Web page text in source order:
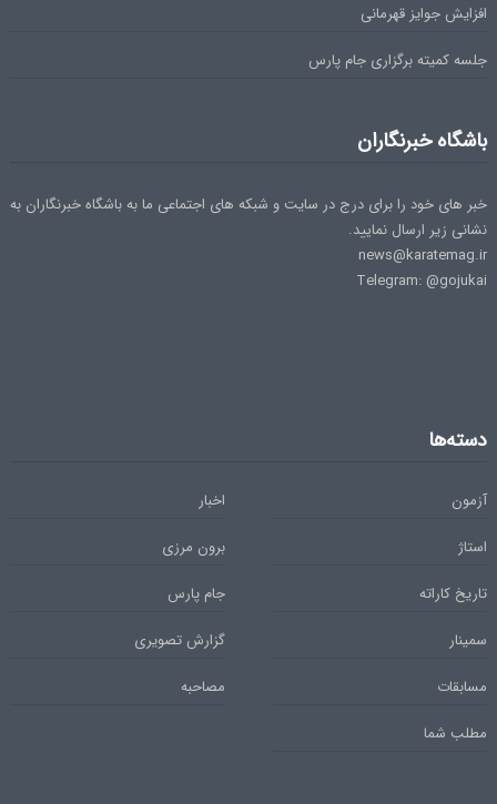
افزایش جوایز قهرمانی
جلسه کمیته برگزاری جام پارس
باشگاه خبرنگاران
خبر های خود را برای درج در سایت و شبکه های اجتماعی ما به باشگاه خبرنگاران به
نشانی زیر ارسال نمایید.
news@karatemag.ir
Telegram: @gojukai
دسته‌ها
آزمون
اخبار
استاژ
برون مرزی
تاریخ کاراته
جام پارس
سمینار
گزارش تصویری
مسابقات
مصاحبه
مطلب شما